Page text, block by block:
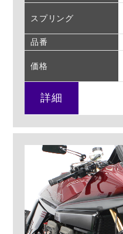
スプリング
品番
価格
詳細